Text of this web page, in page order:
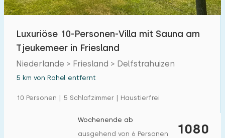
Luxuriöse 10-Personen-Villa mit Sauna am
Tjeukemeer in Friesland
Niederlande > Friesland > Delfstrahuizen
5 km von Rohel entfernt
10 Personen | 5 Schlafzimmer | Haustierfrei
1080
Wochenende ab
ausgehend von 6 Personen